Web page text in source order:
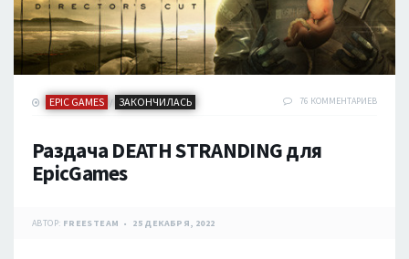
EPIC GAMES / ЗАКОНЧИЛАСЬ 76 КОММЕНТАРИЕВ
Раздача DEATH STRANDING для
EpicGames
АВТОР: FREESTEAM 25 ДЕКАБРЯ, 2022